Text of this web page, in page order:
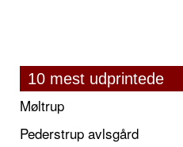
10 mest udprintede
Møltrup
Pederstrup avlsgård